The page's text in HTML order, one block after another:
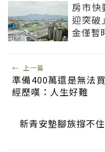
房市快
迎突破
金僅暫
← 上一篇
準備400萬還是無法
經歷嘆：人生好難
新青安墊腳族撐不